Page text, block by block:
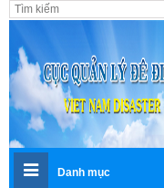
Danh mục